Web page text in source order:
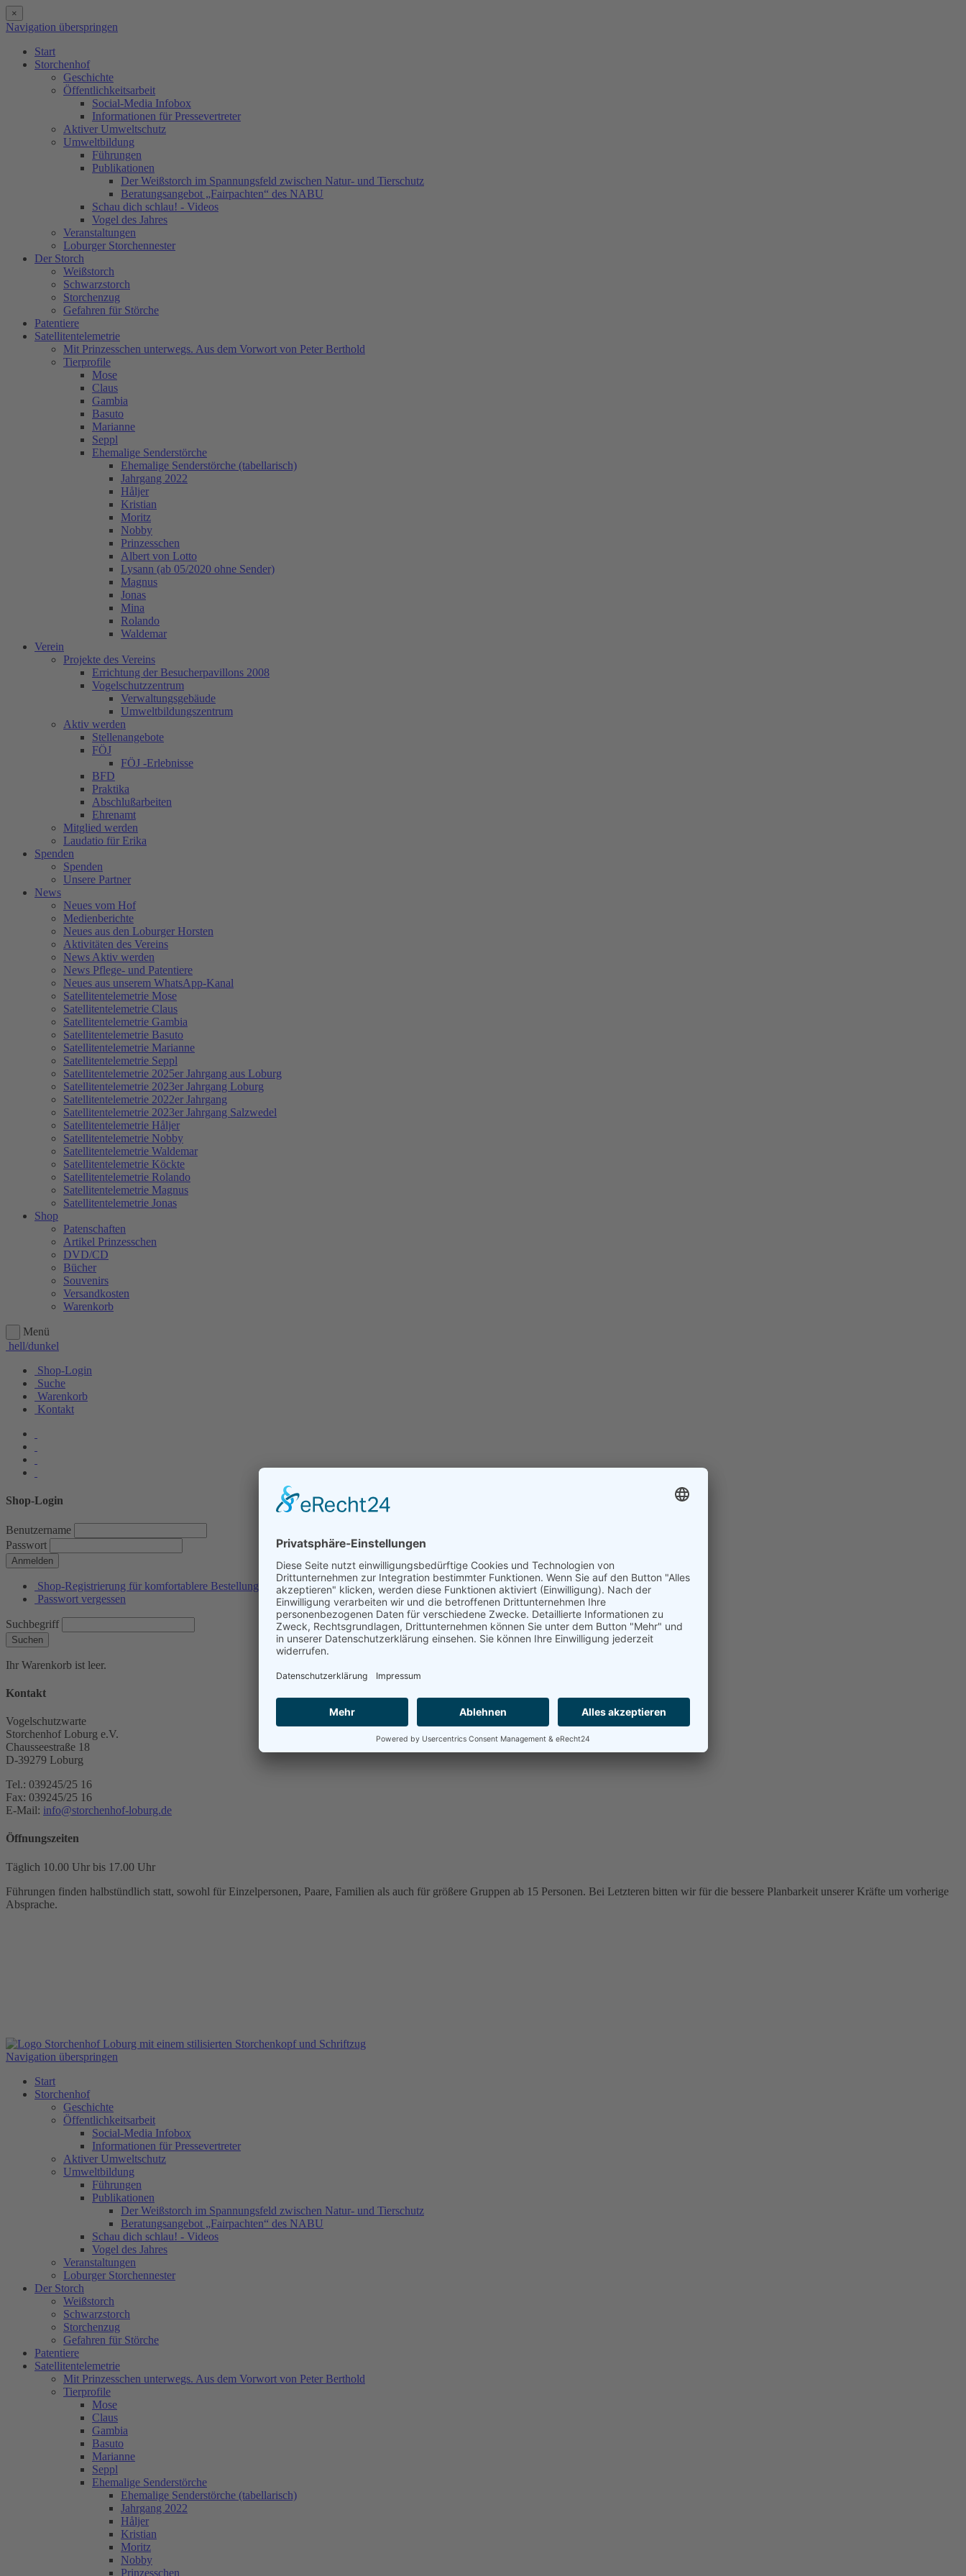
×
Navigation überspringen
Start
Storchenhof
Geschichte
Öffentlichkeitsarbeit
Social-Media Infobox
Informationen für Pressevertreter
Aktiver Umweltschutz
Umweltbildung
Führungen
Publikationen
Der Weißstorch im Spannungsfeld zwischen Natur- und Tierschutz
Beratungsangebot „Fairpachten“ des NABU
Schau dich schlau! - Videos
Vogel des Jahres
Veranstaltungen
Loburger Storchennester
Der Storch
Weißstorch
Schwarzstorch
Storchenzug
Gefahren für Störche
Patentiere
Satellitentelemetrie
Mit Prinzesschen unterwegs. Aus dem Vorwort von Peter Berthold
Tierprofile
Mose
Claus
Gambia
Basuto
Marianne
Seppl
Ehemalige Senderstörche
Ehemalige Senderstörche (tabellarisch)
Jahrgang 2022
Håljer
Kristian
Moritz
Nobby
Prinzesschen
Albert von Lotto
Lysann (ab 05/2020 ohne Sender)
Magnus
Jonas
Mina
Rolando
Waldemar
Verein
Projekte des Vereins
Errichtung der Besucherpavillons 2008
Vogelschutzzentrum
Verwaltungsgebäude
Umweltbildungszentrum
Aktiv werden
Stellenangebote
FÖJ
FÖJ -Erlebnisse
BFD
Praktika
Abschlußarbeiten
Ehrenamt
Mitglied werden
Laudatio für Erika
Spenden
Spenden
Unsere Partner
News
Neues vom Hof
Medienberichte
Neues aus den Loburger Horsten
Aktivitäten des Vereins
News Aktiv werden
News Pflege- und Patentiere
Neues aus unserem WhatsApp-Kanal
Satellitentelemetrie Mose
Satellitentelemetrie Claus
Satellitentelemetrie Gambia
Satellitentelemetrie Basuto
Satellitentelemetrie Marianne
Satellitentelemetrie Seppl
Satellitentelemetrie 2025er Jahrgang aus Loburg
Satellitentelemetrie 2023er Jahrgang Loburg
Satellitentelemetrie 2022er Jahrgang
Satellitentelemetrie 2023er Jahrgang Salzwedel
Satellitentelemetrie Håljer
Satellitentelemetrie Nobby
Satellitentelemetrie Waldemar
Satellitentelemetrie Köckte
Satellitentelemetrie Rolando
Satellitentelemetrie Magnus
Satellitentelemetrie Jonas
Shop
Patenschaften
Artikel Prinzesschen
DVD/CD
Bücher
Souvenirs
Versandkosten
Warenkorb
Menü
hell/dunkel
Shop-Login
Suche
Warenkorb
Kontakt
Shop-Login
Benutzername
Passwort
Anmelden
Shop-Registrierung für komfortablere Bestellungen
Passwort vergessen
Suchbegriff
Suchen
Ihr Warenkorb ist leer.
Kontakt
Vogelschutzwarte
Storchenhof Loburg e.V.
Chausseestraße 18
D-39279 Loburg
Tel.: 039245/25 16
Fax: 039245/25 16
E-Mail: info@storchenhof-loburg.de
Öffnungszeiten
Täglich 10.00 Uhr bis 17.00 Uhr
Führungen finden halbstündlich statt, sowohl für Einzelpersonen, Paare, Familien als auch für größere Gruppen ab 15 Personen. Bei Letzteren bitten wir für die bessere Planbarkeit unserer Kräfte um vorherige
Absprache.
Navigation überspringen
Start
Storchenhof
Geschichte
Öffentlichkeitsarbeit
Social-Media Infobox
Informationen für Pressevertreter
Aktiver Umweltschutz
Umweltbildung
Führungen
Publikationen
Der Weißstorch im Spannungsfeld zwischen Natur- und Tierschutz
Beratungsangebot „Fairpachten“ des NABU
Schau dich schlau! - Videos
Vogel des Jahres
Veranstaltungen
Loburger Storchennester
Der Storch
Weißstorch
Schwarzstorch
Storchenzug
Gefahren für Störche
Patentiere
Satellitentelemetrie
Mit Prinzesschen unterwegs. Aus dem Vorwort von Peter Berthold
Tierprofile
Mose
Claus
Gambia
Basuto
Marianne
Seppl
Ehemalige Senderstörche
Ehemalige Senderstörche (tabellarisch)
Jahrgang 2022
Håljer
Kristian
Moritz
Nobby
Prinzesschen